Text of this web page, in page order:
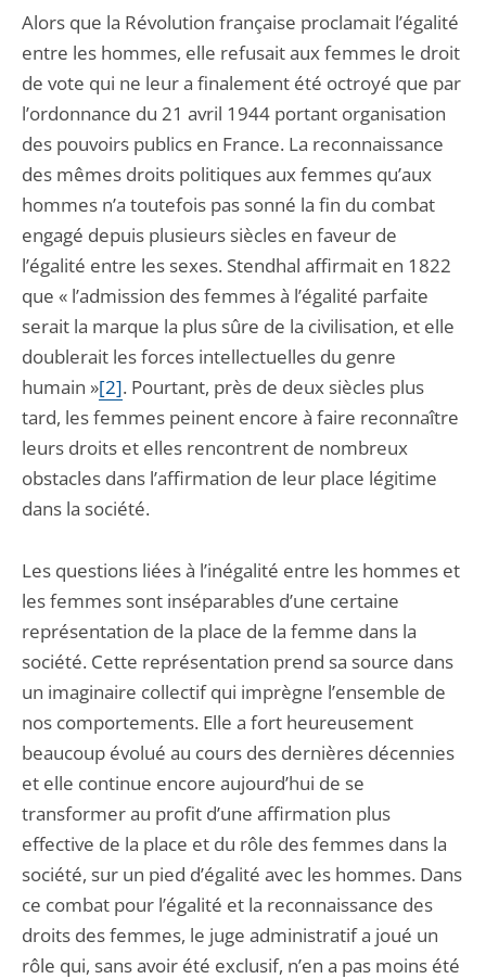
Alors que la Révolution française proclamait l’égalité
entre les hommes, elle refusait aux femmes le droit
de vote qui ne leur a finalement été octroyé que par
l’ordonnance du 21 avril 1944 portant organisation
des pouvoirs publics en France. La reconnaissance
des mêmes droits politiques aux femmes qu’aux
hommes n’a toutefois pas sonné la fin du combat
engagé depuis plusieurs siècles en faveur de
l’égalité entre les sexes. Stendhal affirmait en 1822
que « l’admission des femmes à l’égalité parfaite
serait la marque la plus sûre de la civilisation, et elle
doublerait les forces intellectuelles du genre
humain »[2]. Pourtant, près de deux siècles plus
tard, les femmes peinent encore à faire reconnaître
leurs droits et elles rencontrent de nombreux
obstacles dans l’affirmation de leur place légitime
dans la société.
Les questions liées à l’inégalité entre les hommes et
les femmes sont inséparables d’une certaine
représentation de la place de la femme dans la
société. Cette représentation prend sa source dans
un imaginaire collectif qui imprègne l’ensemble de
nos comportements. Elle a fort heureusement
beaucoup évolué au cours des dernières décennies
et elle continue encore aujourd’hui de se
transformer au profit d’une affirmation plus
effective de la place et du rôle des femmes dans la
société, sur un pied d’égalité avec les hommes. Dans
ce combat pour l’égalité et la reconnaissance des
droits des femmes, le juge administratif a joué un
rôle qui, sans avoir été exclusif, n’en a pas moins été